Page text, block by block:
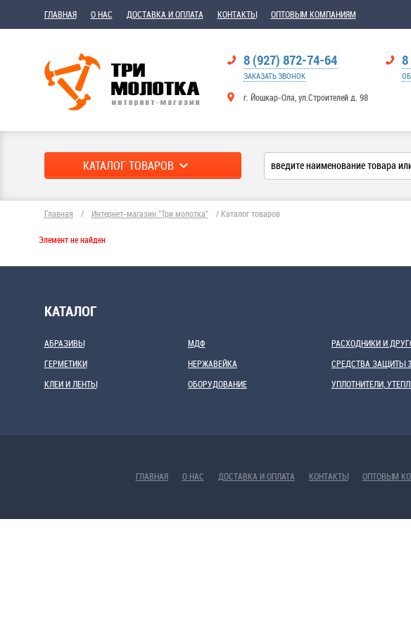
ГЛАВНАЯ О НАС ДОСТАВКА И ОПЛАТА КОНТАКТЫ ОПТОВЫМ КОМПАНИЯМ
8 (927) 872-74-64
ЗАКАЗАТЬ ЗВОНОК
г. Йошкар-Ола, ул.Строителей д. 98
КАТАЛОГ ТОВАРОВ
Главная / Интернет-магазин "Три молотка" / Каталог товаров
Элемент не найден
КАТАЛОГ
АБРАЗИВЫ
ГЕРМЕТИКИ
КЛЕИ И ЛЕНТЫ
МДФ
НЕРЖАВЕЙКА
ОБОРУДОВАНИЕ
РАСХОДНИКИ И
СРЕДСТВА ЗАЩИТЫ
УПЛОТНИТЕЛИ,
ГЛАВНАЯ О НАС ДОСТАВКА И ОПЛАТА КОНТАКТЫ ОПТОВЫМ